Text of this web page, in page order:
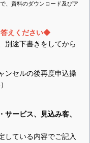
、資料のダウンロード及びア
えください◆
別途下書きをしてから
ンセルの後再度申込操
ービス、見込み客、
している内容でご記入